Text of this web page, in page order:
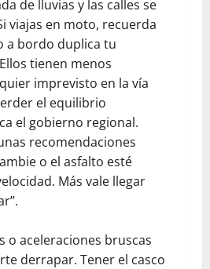
de lluvias y las calles se
viajas en moto, recuerda
a bordo duplica tu
tienen menos
imprevisto en la vía
el equilibrio
el gobierno regional.
recomendaciones
o el asfalto esté
Más vale llegar
o aceleraciones bruscas
derrapar. Tener el casco